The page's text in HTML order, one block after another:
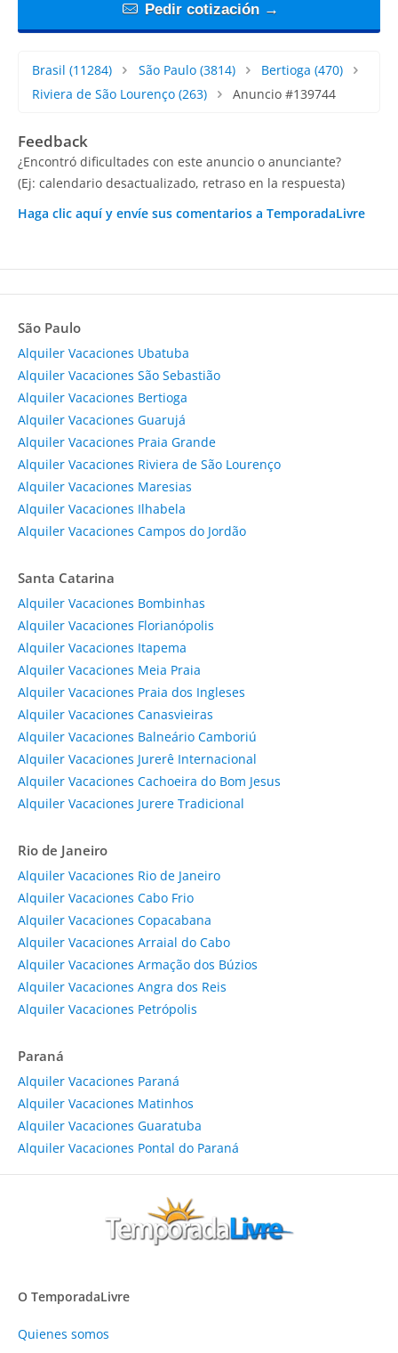
Pedir cotización →
Brasil (11284) São Paulo(3814) Bertioga (470)
Riviera de São Lourenço (263) Anuncio #139744
Feedback
¿Encontró dificultades con este anuncio o anunciante?
(Ej: calendario desactualizado, retraso en la respuesta)
Haga clic aquí y envíe sus comentarios a TemporadaLivre
São Paulo
Alquiler Vacaciones Ubatuba
Alquiler Vacaciones São Sebastião
Alquiler Vacaciones Bertioga
Alquiler Vacaciones Guarujá
Alquiler Vacaciones Praia Grande
Alquiler Vacaciones Riviera de São Lourenço
Alquiler Vacaciones Maresias
Alquiler Vacaciones Ilhabela
Alquiler Vacaciones Campos do Jordão
Santa Catarina
Alquiler Vacaciones Bombinhas
Alquiler Vacaciones Florianópolis
Alquiler Vacaciones Itapema
Alquiler Vacaciones Meia Praia
Alquiler Vacaciones Praia dos Ingleses
Alquiler Vacaciones Canasvieiras
Alquiler Vacaciones Balneário Camboriú
Alquiler Vacaciones Jurerê Internacional
Alquiler Vacaciones Cachoeira do Bom Jesus
Alquiler Vacaciones Jurere Tradicional
Rio de Janeiro
Alquiler Vacaciones Rio de Janeiro
Alquiler Vacaciones Cabo Frio
Alquiler Vacaciones Copacabana
Alquiler Vacaciones Arraial do Cabo
Alquiler Vacaciones Armação dos Búzios
Alquiler Vacaciones Angra dos Reis
Alquiler Vacaciones Petrópolis
Paraná
Alquiler Vacaciones Paraná
Alquiler Vacaciones Matinhos
Alquiler Vacaciones Guaratuba
Alquiler Vacaciones Pontal do Paraná
O TemporadaLivre
Quienes somos